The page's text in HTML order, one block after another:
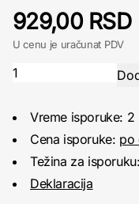
929,00 RSD
U cenu je uračunat PDV
Vreme isporuke: 2
Cena isporuke: po
Težina za
Deklaracija